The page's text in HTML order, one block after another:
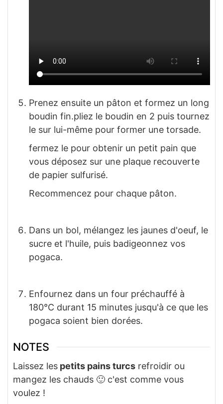
Prenez ensuite un pâton et formez un long
boudin fin.pliez le boudin en 2 puis tournez
le sur lui-même pour former une torsade.
fermez le pour obtenir un petit pain que
vous déposez sur une plaque recouverte
de papier sulfurisé.
Recommencez pour chaque pâton.
Dans un bol, mélangez les jaunes d'oeuf, le
sucre et l'huile, puis badigeonnez vos
pogaca.
Enfournez dans un four préchauffé à
180°C durant 15 minutes jusqu'à ce que les
pogaca soient bien dorées.
NOTES
Laissez les petits pains turcs refroidir ou
mangez les chauds 🙂 c'est comme vous
voulez !